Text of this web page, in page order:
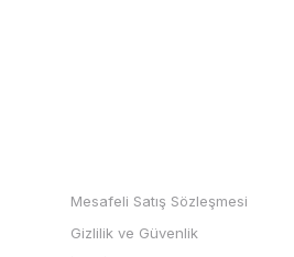
Mesafeli Satış Sözleşmesi
Gizlilik ve Güvenlik